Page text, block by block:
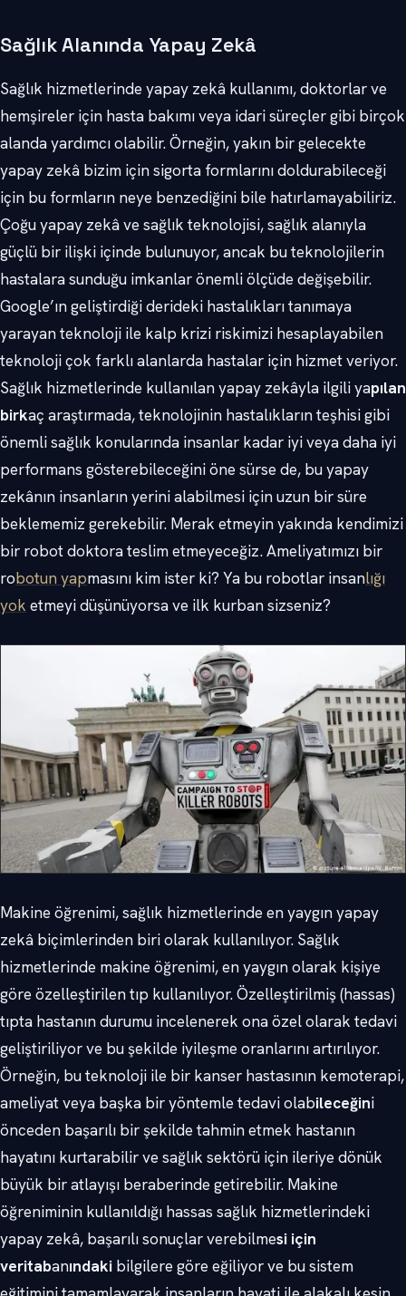
Sağlık Alanında Yapay Zekâ
Sağlık hizmetlerinde yapay zekâ kullanımı, doktorlar ve
hemşireler için hasta bakımı veya idari süreçler gibi birçok
alanda yardımcı olabilir. Örneğin, yakın bir gelecekte
yapay zekâ bizim için sigorta formlarını doldurabileceği
için bu formların neye benzediğini bile hatırlamayabiliriz.
Çoğu yapay zekâ ve sağlık teknolojisi, sağlık alanıyla
güçlü bir ilişki içinde bulunuyor, ancak bu teknolojilerin
hastalara sunduğu imkanlar önemli ölçüde değişebilir.
Google’ın geliştirdiği derideki hastalıkları tanımaya
yarayan teknoloji ile kalp krizi riskimizi hesaplayabilen
teknoloji çok farklı alanlarda hastalar için hizmet veriyor.
Sağlık hizmetlerinde kullanılan yapay zekâyla ilgili yapılan
birkaç araştırmada, teknolojinin hastalıkların teşhisi gibi
önemli sağlık konularında insanlar kadar iyi veya daha iyi
performans gösterebileceğini öne sürse de, bu yapay
zekânın insanların yerini alabilmesi için uzun bir süre
beklememiz gerekebilir. Merak etmeyin yakında kendimizi
bir robot doktora teslim etmeyeceğiz. Ameliyatımızı bir
robotun yapmasını kim ister ki? Ya bu robotlar insanlığı
yok etmeyi düşünüyorsa ve ilk kurban sizseniz?
Makine öğrenimi, sağlık hizmetlerinde en yaygın yapay
zekâ biçimlerinden biri olarak kullanılıyor. Sağlık
hizmetlerinde makine öğrenimi, en yaygın olarak kişiye
göre özelleştirilen tıp kullanılıyor. Özelleştirilmiş (hassas)
tıpta hastanın durumu incelenerek ona özel olarak tedavi
geliştiriliyor ve bu şekilde iyileşme oranlarını artırılıyor.
Örneğin, bu teknoloji ile bir kanser hastasının kemoterapi,
ameliyat veya başka bir yöntemle tedavi olabileceğini
önceden başarılı bir şekilde tahmin etmek hastanın
hayatını kurtarabilir ve sağlık sektörü için ileriye dönük
büyük bir atlayışı beraberinde getirebilir. Makine
öğreniminin kullanıldığı hassas sağlık hizmetlerindeki
yapay zekâ, başarılı sonuçlar verebilmesi için
veritabanındaki bilgilere göre eğiliyor ve bu sistem